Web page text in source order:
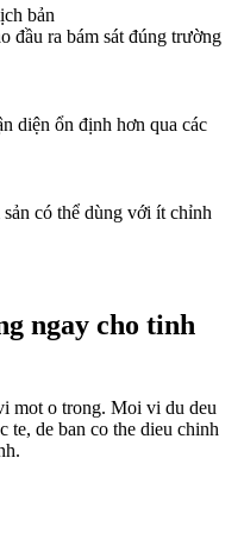
bản
đầu ra bám sát đúng trường
diện ổn định hơn qua các
có thể dùng với ít chỉnh
ngay cho tinh
mot o trong. Moi vi du deu
te, de ban co the dieu chinh